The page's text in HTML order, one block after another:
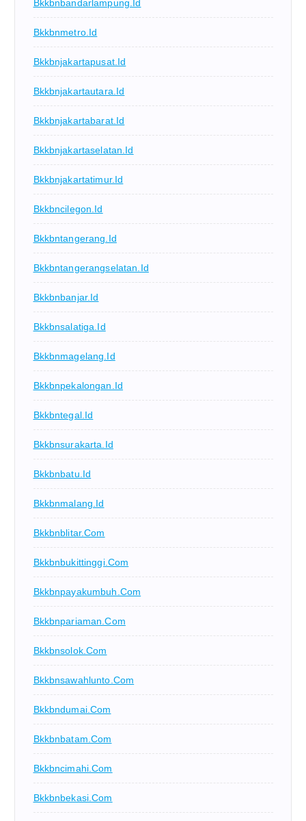
Bkkbnbandarlampung.id
Bkkbnmetro.id
Bkkbnjakartapusat.id
Bkkbnjakartautara.id
Bkkbnjakartabarat.id
Bkkbnjakartaselatan.id
Bkkbnjakartatimur.id
Bkkbncilegon.id
Bkkbntangerang.id
Bkkbntangerangselatan.id
Bkkbnbanjar.id
Bkkbnsalatiga.id
Bkkbnmagelang.id
Bkkbnpekalongan.id
Bkkbntegal.id
Bkkbnsurakarta.id
Bkkbnbatu.id
Bkkbnmalang.id
Bkkbnblitar.com
Bkkbnbukittinggi.com
Bkkbnpayakumbuh.com
Bkkbnpariaman.com
Bkkbnsolok.com
Bkkbnsawahlunto.com
Bkkbndumai.com
Bkkbnbatam.com
Bkkbncimahi.com
Bkkbnbekasi.com